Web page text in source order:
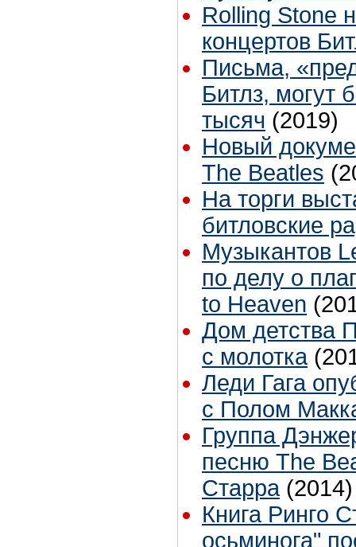
Rolling Stone
концертов
Письма,
Битлз, могут
тысяч (2019)
Новый
The Beatles
На торги
битловские
Музыкантов
по делу о
to Heaven
Дом детства
с молотка
Леди Гага
с Полом
Группа
песню The
Старра (2014)
Книга Ринго
осьминога"